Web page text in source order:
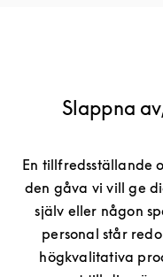
Slappna
En tillfredsställande
den gåva vi vill ge
själv eller någon
personal står
högkvalitativa